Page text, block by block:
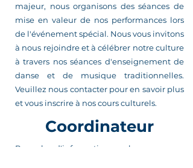
majeur, nous organisons des séances de
mise en valeur de nos performances lors
de l'événement spécial. Nous vous invitons
à nous rejoindre et à célébrer notre culture
à travers nos séances d'enseignement de
danse et de musique traditionnelles.
Veuillez nous contacter pour en savoir plus
et vous inscrire à nos cours culturels.
Coordinateur
Pour plus d'informations sur le